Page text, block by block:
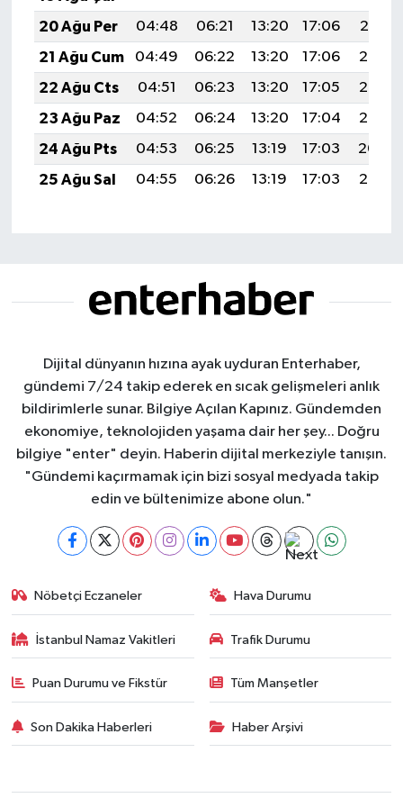
20 Ağu Per
04:48 06:21 13:20 17:06
20:10
21 Ağu Cum
04:49 06:22 13:20 17:06
20:08
22 Ağu Cts
04:51 06:23 13:20 17:05
20:07
23 Ağu Paz
04:52 06:24 13:20 17:04
20:05
24 Ağu Pts
04:53 06:25 13:19 17:03
20:04
25 Ağu Sal
04:55 06:26 13:19 17:03 20:03
Dijital dünyanın hızına ayak uyduran Enterhaber,
gündemi 7/24 takip ederek en sıcak gelişmeleri anlık
bildirimlerle sunar. Bilgiye Açılan Kapınız. Gündemden
ekonomiye, teknolojiden yaşama dair her şey... Doğru
bilgiye "enter" deyin. Haberin dijital merkeziyle tanışın.
"Gündemi kaçırmamak için bizi sosyal medyada takip
edin ve bültenimize abone olun."
Nöbetçi Eczaneler Hava Durumu
İstanbul Namaz Vakitleri Trafik Durumu
Puan Durumu ve Fikstür Tüm Manşetler
Son Dakika Haberleri Haber Arşivi